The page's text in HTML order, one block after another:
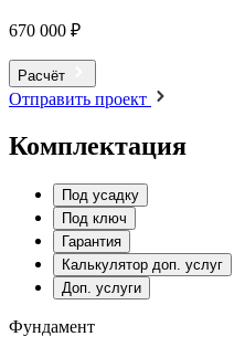
670 000 ₽
Расчёт
Отправить проект
Комплектация
Под усадку
Под ключ
Гарантия
Калькулятор доп. услуг
Доп. услуги
Фундамент